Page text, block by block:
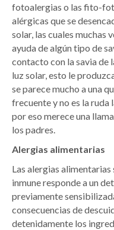
fotoalergias o las fito-
alérgicas que se
solar, las cuales muchas
ayuda de algún tipo de
contacto con la savia de
luz solar, esto le
se parece mucho a una
frecuente y no es la ruda
por eso merece una
los padres.
Alergias alimentarias
Las alergias
inmune responde a un
previamente
consecuencias de
detenidamente los